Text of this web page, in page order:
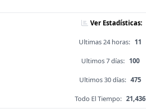
Ver Estadísticas:
Ultimas 24 horas: 11
Ultimos 7 días: 100
Ultimos 30 días: 475
Todo El Tiempo: 21,436